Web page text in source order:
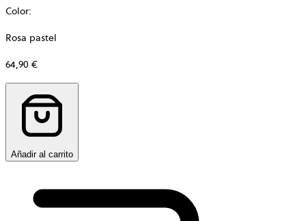
Color:
Rosa pastel
64,90 €
Añadir al carrito